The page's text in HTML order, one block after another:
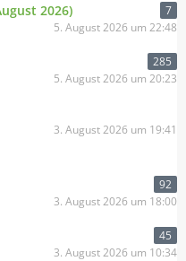
2026)
7
5. August 2026 um 22:48
285
5. August 2026 um 20:23
3. August 2026 um 19:41
92
3. August 2026 um 18:00
45
3. August 2026 um 10:34